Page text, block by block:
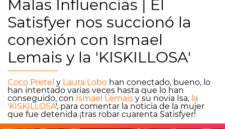
Malas Influencias | El
Satisfyer nos succionó la
conexión con Ismael
Lemais y la 'KISKILLOSA'
Coco Pretel y Laura Lobo han conectado, bueno, lo
han intentado varias veces hasta que lo han
conseguido, con Ismael Lemais y su novia Isa, la
'KISKILLOSA', para comentar la noticia de la mujer
que fue detenida ¡tras robar cuarenta Satisfyer!